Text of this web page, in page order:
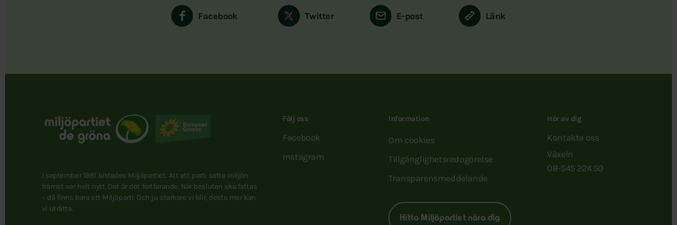
Facebook Twitter E-post Länk
I september 1981 bildades Miljöpartiet. Att ett parti satte miljön
främst var helt nytt. Det är det fortfarande. När besluten ska fattas
– då finns bara ett Miljöparti. Och ju starkare vi blir, desto mer kan
vi uträtta.
Följ oss
Facebook
Instagram
Information
Om cookies
Tillgänglighetsredogörelse
Transparensmeddelande
Hitta Miljöpartiet nära dig
Hör av dig
Kontakta oss
Växeln
08-545 224 50